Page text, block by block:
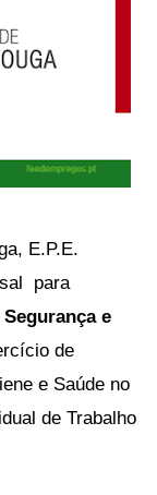
E.P.E.
para
e
de
e Saúde no
de Trabalho